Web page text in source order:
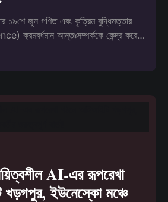
১৯শে জুন গণিত এবং কৃত্রিম বুদ্ধিমত্তার
আন্তঃসম্পর্ককে কেন্দ্র করে
AI-এর রূপরেখা
ইউনেস্কো মঞ্চে